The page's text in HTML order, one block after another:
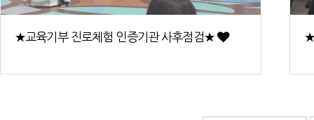
★교육기부 진로체험 인증기관 사후점검★ ★